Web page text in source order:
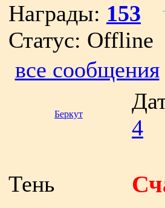
Награды: 153
Статус: Offline
все сообщения
Беркут
4
Тень